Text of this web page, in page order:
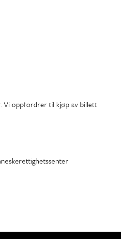
Vi oppfordrer til kjøp av billett